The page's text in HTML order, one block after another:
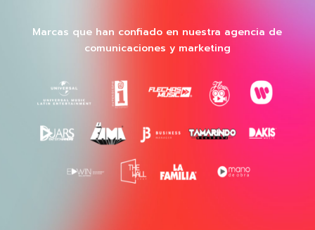
Marcas que han confiado en nuestra agencia de
comunicaciones y marketing